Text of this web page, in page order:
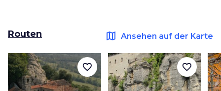
Routen map Ansehen auf der Karte
favorite_border favorite_border